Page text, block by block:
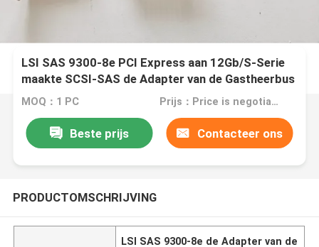
LSI SAS 9300-8e PCI Express aan 12Gb/S-Serie
maakte SCSI-SAS de Adapter van de Gastheerbus
vast
MOQ：1 PC Prijs：Price is negotiable
Beste prijs Contacteer ons
PRODUCTOMSCHRIJVING
LSI SAS 9300-8e de Adapter van de